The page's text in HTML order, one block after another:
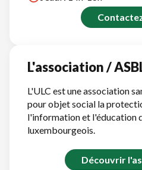
L'association /
L'ULC est une association
pour objet social la
l'information et l'éducation
luxembourgeois.
Découvrir